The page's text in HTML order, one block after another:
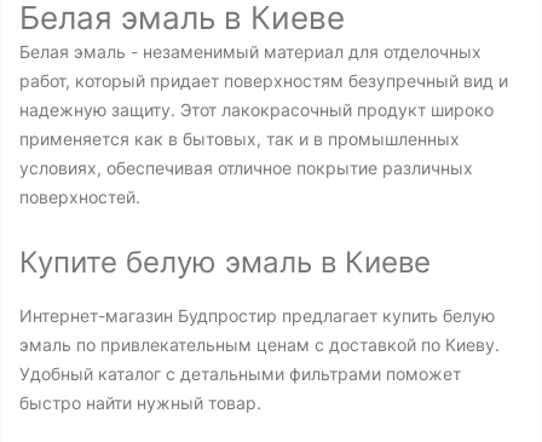
Белая эмаль в Киеве
Белая эмаль - незаменимый материал для отделочных
работ, который придает поверхностям безупречный вид и
надежную защиту. Этот лакокрасочный продукт широко
применяется как в бытовых, так и в промышленных
условиях, обеспечивая отличное покрытие различных
поверхностей.
Купите белую эмаль в Киеве
Интернет-магазин Будпростир предлагает купить белую
эмаль по привлекательным ценам с доставкой по Киеву.
Удобный каталог с детальными фильтрами поможет
быстро найти нужный товар.